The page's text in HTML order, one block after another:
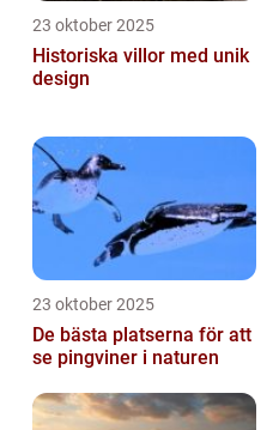
23 oktober 2025
Historiska villor med unik
design
23 oktober 2025
De bästa platserna för att
se pingviner i naturen